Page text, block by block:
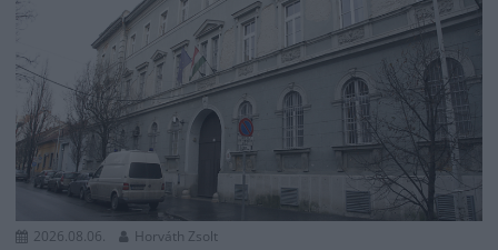
2026.08.06. Horváth Zsolt